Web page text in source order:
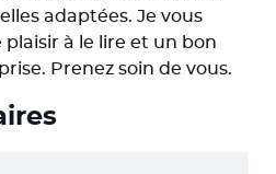
adaptées. Je vous
à le lire et un bon
Prenez soin de vous.